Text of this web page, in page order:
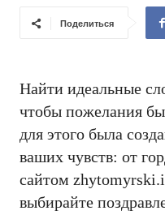
Поделиться
Найти идеальные
чтобы пожелания
для этого была
ваших чувств: от
сайтом
выбирайте